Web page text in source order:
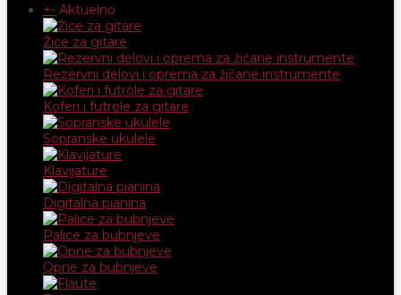
+- Aktuelno
Žice za gitare
Rezervni delovi i oprema za žičane instrumente
Koferi i futrole za gitare
Sopranske ukulele
Klavijature
Digitalna pianina
Palice za bubnjeve
Opne za bubnjeve